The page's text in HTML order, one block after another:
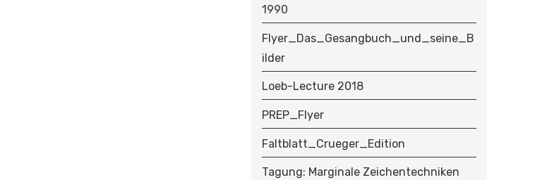
1990
Flyer_Das_Gesangbuch_und_seine_B
ilder
Loeb-Lecture 2018
PREP_Flyer
Faltblatt_Crueger_Edition
Tagung: Marginale Zeichentechniken